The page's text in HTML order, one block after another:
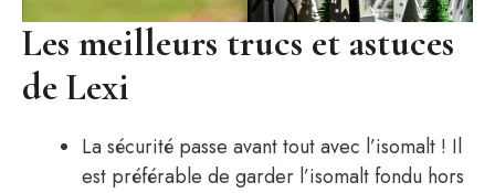
Les meilleurs trucs et astuces
de Lexi
La sécurité passe avant tout avec l’isomalt ! Il
est préférable de garder l’isomalt fondu hors